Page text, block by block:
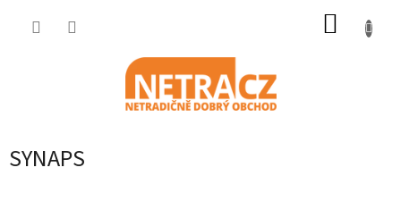
SYNAPS